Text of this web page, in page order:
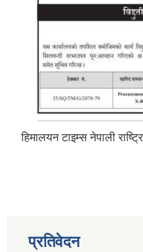
हिमालयन टाइम्स नेपाली
प्रतिवेदन